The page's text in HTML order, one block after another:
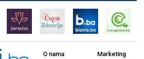
O nama Marketing